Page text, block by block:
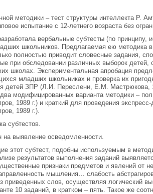
методики – тест структуры интеллекта Р.
испытание с 12-летнего возраста без
вербальные субтесты (по принципу,
школьников. Предлагаемая ею методика
полностью приводит словесные задания,
при обследовании различных выборок
школах. Экспериментальная апробация
младших школьниках и проверка их
детей ЗПР (Л.И. Переслени, Е.М. Мастрюкова,
два модифицированных варианта методики –
1989 г.) и краткий для проведения
1989 г.).
субтестов.
на выявление осведомленности.
этот субтест, подобны используемым в
результатов выполнения заданий
признаки предметов и явлений от
мышления… слабость
приведенных слов, осуществляя логический
10 заданий, в кратком – пять. Такое же